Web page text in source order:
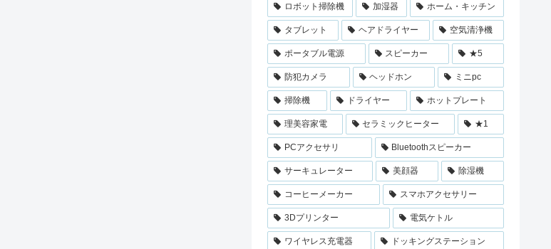
ロボット掃除機 加湿器 ホーム・キッチン
タブレット ヘアドライヤー 空気清浄機
ポータブル電源 スピーカー ★5
防犯カメラ ヘッドホン ミニpc
掃除機 ドライヤー ホットプレート
理美容家電 セラミックヒーター ★1
PCアクセサリ Bluetoothスピーカー
サーキュレーター 美顔器 除湿機
コーヒーメーカー スマホアクセサリー
3Dプリンター 電気ケトル
ワイヤレス充電器 ドッキングステーション